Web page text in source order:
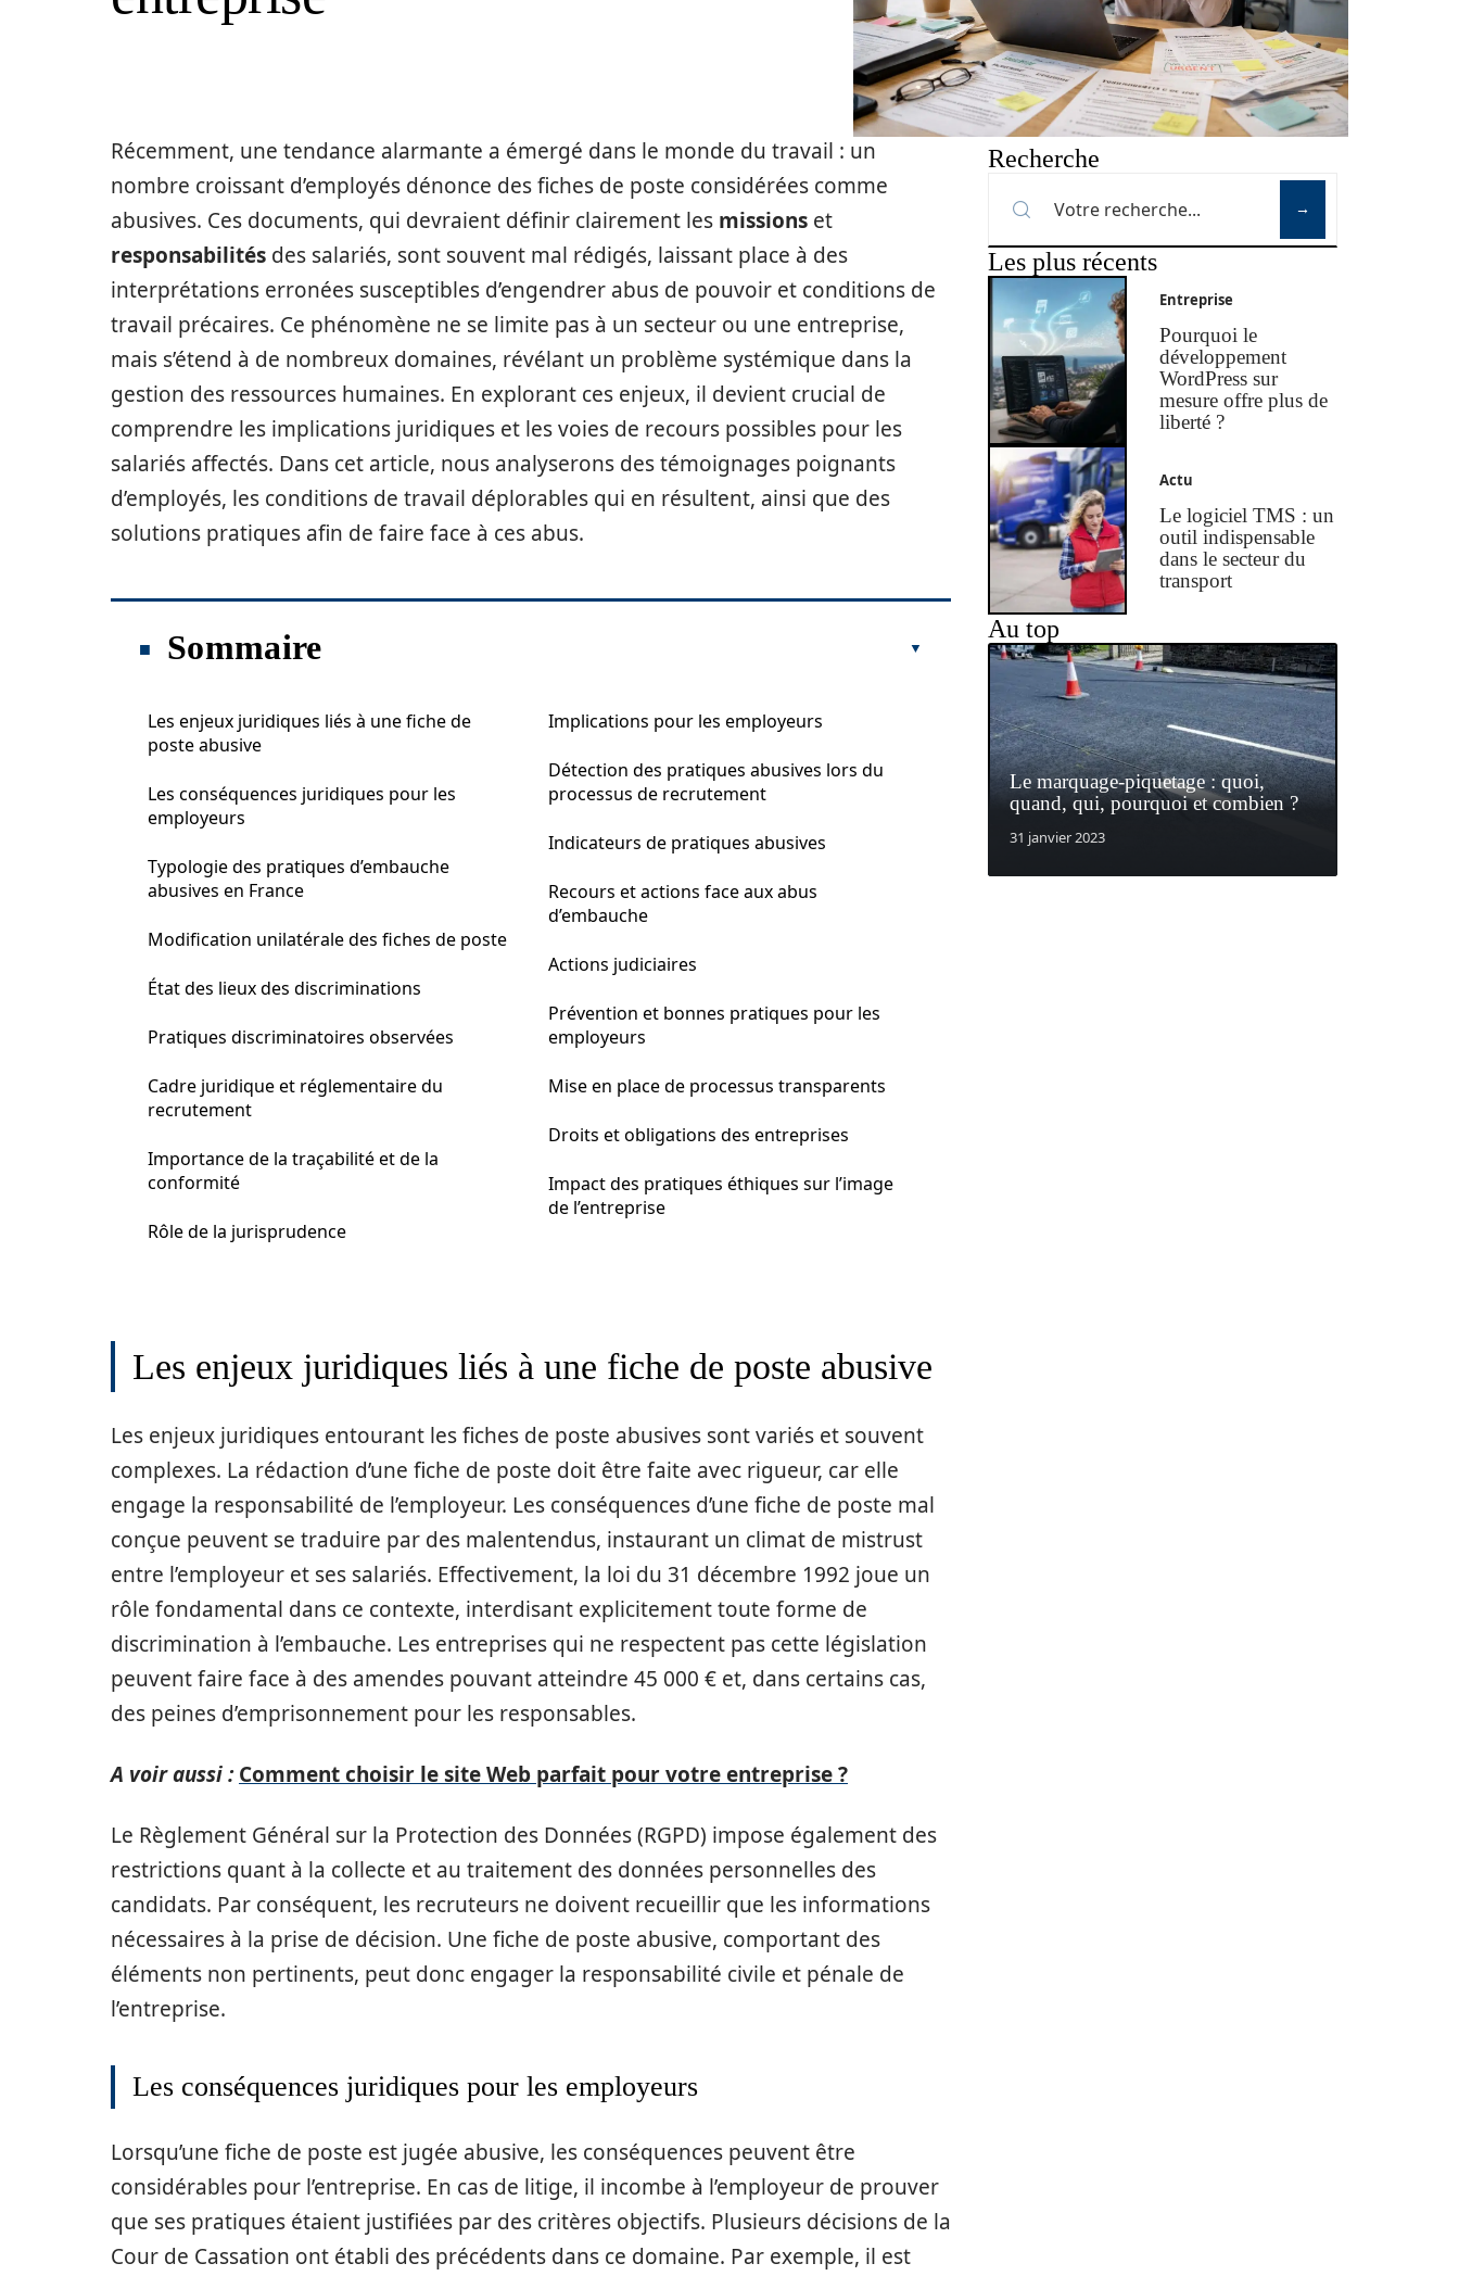
Récemment, une tendance alarmante a émergé dans le monde du travail : un
nombre croissant d’employés dénonce des fiches de poste considérées comme
abusives. Ces documents, qui devraient définir clairement les missions et
responsabilités des salariés, sont souvent mal rédigés, laissant place à des
interprétations erronées susceptibles d’engendrer abus de pouvoir et conditions de
travail précaires. Ce phénomène ne se limite pas à un secteur ou une entreprise,
mais s’étend à de nombreux domaines, révélant un problème systémique dans la
gestion des ressources humaines. En explorant ces enjeux, il devient crucial de
comprendre les implications juridiques et les voies de recours possibles pour les
salariés affectés. Dans cet article, nous analyserons des témoignages poignants
d’employés, les conditions de travail déplorables qui en résultent, ainsi que des
solutions pratiques afin de faire face à ces abus.
Sommaire
Les enjeux juridiques liés à une fiche de
poste abusive
Les conséquences juridiques pour les
employeurs
Typologie des pratiques d’embauche
abusives en France
Modification unilatérale des fiches de poste
État des lieux des discriminations
Pratiques discriminatoires observées
Cadre juridique et réglementaire du
recrutement
Importance de la traçabilité et de la
conformité
Rôle de la jurisprudence
Implications pour les employeurs
Détection des pratiques abusives lors du
processus de recrutement
Indicateurs de pratiques abusives
Recours et actions face aux abus
d’embauche
Actions judiciaires
Prévention et bonnes pratiques pour les
employeurs
Mise en place de processus transparents
Droits et obligations des entreprises
Impact des pratiques éthiques sur l’image
de l’entreprise
Les enjeux juridiques liés à une fiche de poste abusive
Les enjeux juridiques entourant les fiches de poste abusives sont variés et souvent
complexes. La rédaction d’une fiche de poste doit être faite avec rigueur, car elle
engage la responsabilité de l’employeur. Les conséquences d’une fiche de poste mal
conçue peuvent se traduire par des malentendus, instaurant un climat de mistrust
entre l’employeur et ses salariés. Effectivement, la loi du 31 décembre 1992 joue un
rôle fondamental dans ce contexte, interdisant explicitement toute forme de
discrimination à l’embauche. Les entreprises qui ne respectent pas cette législation
peuvent faire face à des amendes pouvant atteindre 45 000 € et, dans certains cas,
des peines d’emprisonnement pour les responsables.
A voir aussi : Comment choisir le site Web parfait pour votre entreprise ?
Le Règlement Général sur la Protection des Données (RGPD) impose également des
restrictions quant à la collecte et au traitement des données personnelles des
candidats. Par conséquent, les recruteurs ne doivent recueillir que les informations
nécessaires à la prise de décision. Une fiche de poste abusive, comportant des
éléments non pertinents, peut donc engager la responsabilité civile et pénale de
l’entreprise.
Les conséquences juridiques pour les employeurs
Lorsqu’une fiche de poste est jugée abusive, les conséquences peuvent être
considérables pour l’entreprise. En cas de litige, il incombe à l’employeur de prouver
que ses pratiques étaient justifiées par des critères objectifs. Plusieurs décisions de la
Cour de Cassation ont établi des précédents dans ce domaine. Par exemple, il est
Recherche
Les plus récents
Entreprise
Pourquoi le
développement
WordPress sur
mesure offre plus de
liberté ?
Actu
Le logiciel TMS : un
outil indispensable
dans le secteur du
transport
Au top
Le marquage-piquetage : quoi,
quand, qui, pourquoi et combien ?
31 janvier 2023